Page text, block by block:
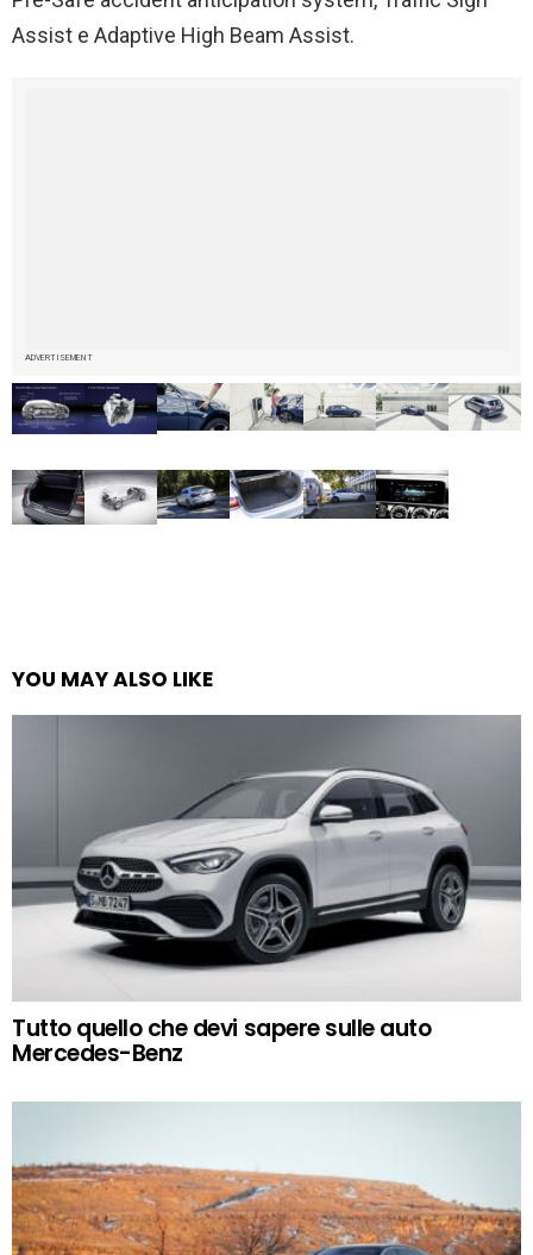
Assist e Adaptive High Beam Assist.
ADVERTISEMENT
YOU MAY ALSO LIKE
Tutto quello che devi sapere sulle auto
Mercedes-Benz